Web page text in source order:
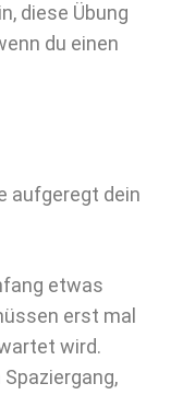
diese Übung
du einen
aufgeregt dein
etwas
erst mal
wird.